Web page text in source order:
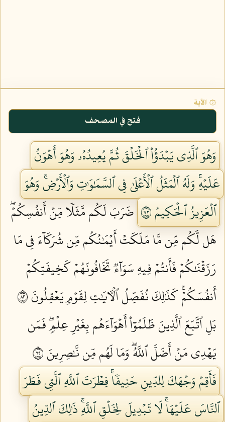
۞ الآية
فتح في المصحف
وَهُوَ ٱلَّذِي يَبۡدَؤُاْ ٱلۡخَلۡقَ ثُمَّ يُعِيدُهُۥ وَهُوَ أَهۡوَنُ
عَلَيۡهِۚ وَلَهُ ٱلۡمَثَلُ ٱلۡأَعۡلَىٰ فِي ٱلسَّمَٰوَٰتِ وَٱلۡأَرۡضِۚ وَهُوَ
ٱلۡعَزِيزُ ٱلۡحَكِيمُ ٢٧
ضَرَبَ لَكُم مَّثَلٗا مِّنۡ أَنفُسِكُمۡۖ
هَل لَّكُم مِّن مَّا مَلَكَتۡ أَيۡمَٰنُكُم مِّن شُرَكَآءَ فِي مَا
رَزَقۡنَٰكُمۡ فَأَنتُمۡ فِيهِ سَوَآءٞ تَخَافُونَهُمۡ كَخِيفَتِكُمۡ
أَنفُسَكُمۡۚ كَذَٰلِكَ نُفَصِّلُ ٱلۡأٓيَٰتِ لِقَوۡمٖ يَعۡقِلُونَ ٢٨
بَلِ ٱتَّبَعَ ٱلَّذِينَ ظَلَمُوٓاْ أَهۡوَآءَهُم بِغَيۡرِ عِلۡمٖۖ فَمَن
يَهۡدِي مَنۡ أَضَلَّ ٱللَّهُۖ وَمَا لَهُم مِّن نَّٰصِرِينَ ٢٩
فَأَقِمۡ وَجۡهَكَ لِلدِّينِ حَنِيفٗاۚ فِطۡرَتَ ٱللَّهِ ٱلَّتِي فَطَرَ
ٱلنَّاسَ عَلَيۡهَاۚ لَا تَبۡدِيلَ لِخَلۡقِ ٱللَّهِۚ ذَٰلِكَ ٱلدِّينُ